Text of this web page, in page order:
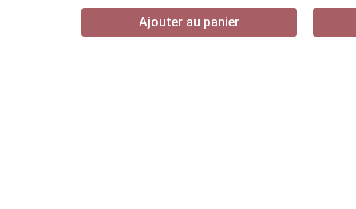
Ajouter au panier